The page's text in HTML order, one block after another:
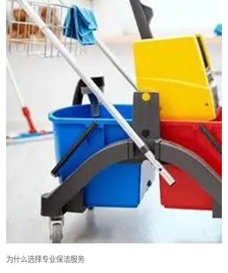
为什么选择专业保洁服务